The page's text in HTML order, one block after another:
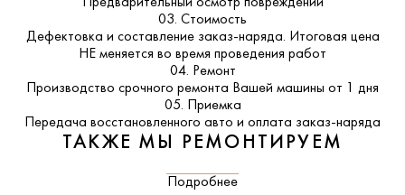
03. Стоимость
Дефектовка и составление заказ-наряда. Итоговая цена
НЕ меняется во время проведения работ
04. Ремонт
Производство срочного ремонта Вашей машины от 1 дня
05. Приемка
Передача восстановленного авто и оплата заказ-наряда
ТАКЖЕ МЫ РЕМОНТИРУЕМ
Подробнее